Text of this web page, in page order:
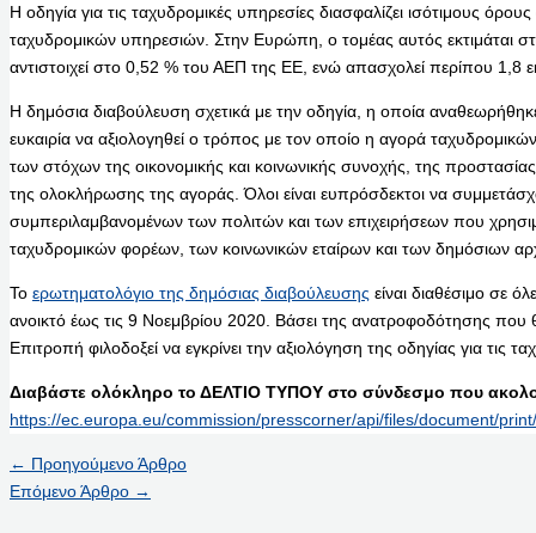
Η οδηγία για τις ταχυδρομικές υπηρεσίες διασφαλίζει ισότιμους
ταχυδρομικών υπηρεσιών. Στην Ευρώπη, ο τομέας αυτός εκτιμάται
αντιστοιχεί στο 0,52 % του ΑΕΠ της ΕΕ, ενώ απασχολεί περίπου 1,8
Η δημόσια διαβούλευση σχετικά με την οδηγία, η οποία
ευκαιρία να αξιολογηθεί ο τρόπος με τον οποίο η αγορά
των στόχων της οικονομικής και κοινωνικής συνοχής, της
της ολοκλήρωσης της αγοράς. Όλοι είναι ευπρόσδεκτοι να
συμπεριλαμβανομένων των πολιτών και των επιχειρήσεων που
ταχυδρομικών φορέων, των κοινωνικών εταίρων και των δημόσιων
Το ερωτηματολόγιο της δημόσιας διαβούλευσης είναι διαθέσιμο σε
ανοικτό έως τις 9 Νοεμβρίου 2020. Βάσει της ανατροφοδότησης που
Επιτροπή φιλοδοξεί να εγκρίνει την αξιολόγηση της οδηγίας για τις
Διαβάστε ολόκληρο το ΔΕΛΤΙΟ ΤΥΠΟΥ στο σύνδεσμο που
https://ec.europa.eu/commission/presscorner/api/files/document/
← Προηγούμενο Άρθρο
Επόμενο Άρθρο →